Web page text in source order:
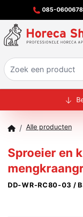
085-0600678
/ Alle producten
Sproeier en
DD-WR-RC80-03 /